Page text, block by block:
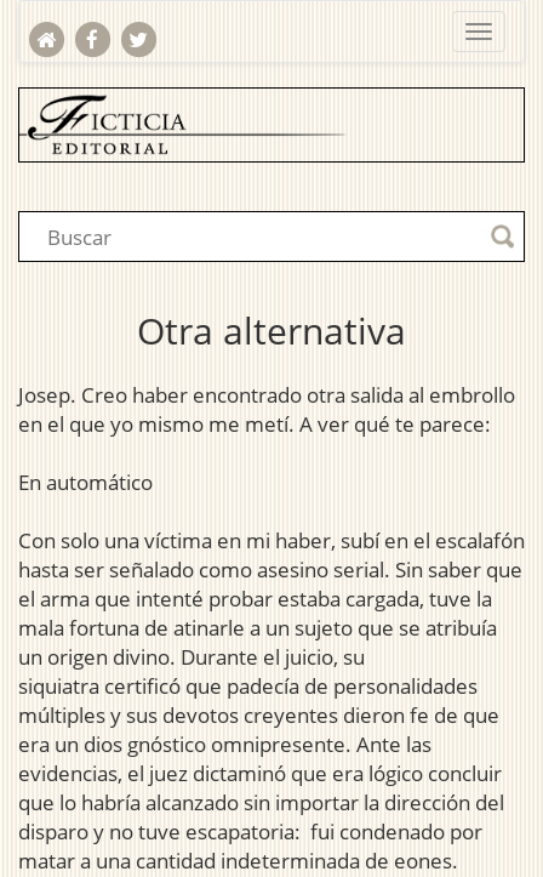
Otra alternativa
Josep. Creo haber encontrado otra salida al embrollo
en el que yo mismo me metí. A ver qué te parece:
En automático
Con solo una víctima en mi haber, subí en el escalafón
hasta ser señalado como asesino serial. Sin saber que
el arma que intenté probar estaba cargada, tuve la
mala fortuna de atinarle a un sujeto que se atribuía
un origen divino. Durante el juicio, su
siquiatra certificó que padecía de personalidades
múltiples y sus devotos creyentes dieron fe de que
era un dios gnóstico omnipresente. Ante las
evidencias, el juez dictaminó que era lógico concluir
que lo habría alcanzado sin importar la dirección del
disparo y no tuve escapatoria: fui condenado por
matar a una cantidad indeterminada de eones.